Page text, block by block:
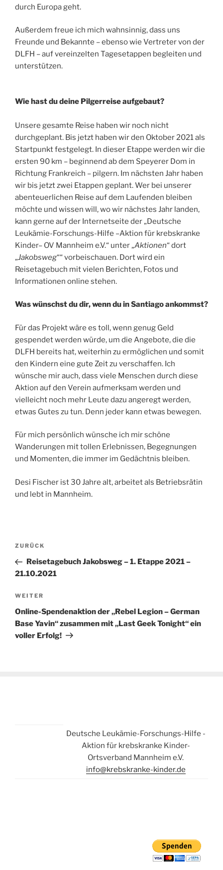
durch Europa geht.
Außerdem freue ich mich wahnsinnig, dass uns
Freunde und Bekannte – ebenso wie Vertreter von der
DLFH – auf vereinzelten Tagesetappen begleiten und
unterstützen.
Wie hast du deine Pilgerreise aufgebaut?
Unsere gesamte Reise haben wir noch nicht
durchgeplant. Bis jetzt haben wir den Oktober 2021 als
Startpunkt festgelegt. In dieser Etappe werden wir die
ersten 90 km – beginnend ab dem Speyerer Dom in
Richtung Frankreich – pilgern. Im nächsten Jahr haben
wir bis jetzt zwei Etappen geplant. Wer bei unserer
abenteuerlichen Reise auf dem Laufenden bleiben
möchte und wissen will, wo wir nächstes Jahr landen,
kann gerne auf der Internetseite der „Deutsche
Leukämie-Forschungs-Hilfe –Aktion für krebskranke
Kinder– OV Mannheim e.V.“ unter „Aktionen“ dort
„Jakobsweg““ vorbeischauen. Dort wird ein
Reisetagebuch mit vielen Berichten, Fotos und
Informationen online stehen.
Was wünschst du dir, wenn du in Santiago ankommst?
Für das Projekt wäre es toll, wenn genug Geld
gespendet werden würde, um die Angebote, die die
DLFH bereits hat, weiterhin zu ermöglichen und somit
den Kindern eine gute Zeit zu verschaffen. Ich
wünsche mir auch, dass viele Menschen durch diese
Aktion auf den Verein aufmerksam werden und
vielleicht noch mehr Leute dazu angeregt werden,
etwas Gutes zu tun. Denn jeder kann etwas bewegen.
Für mich persönlich wünsche ich mir schöne
Wanderungen mit tollen Erlebnissen, Begegnungen
und Momenten, die immer im Gedächtnis bleiben.
Desi Fischer ist 30 Jahre alt, arbeitet als Betriebsrätin
und lebt in Mannheim.
Beitragsnavigation
Vorheriger
Beitrag
ZURÜCK
Reisetagebuch Jakobsweg – 1. Etappe 2021 –
21.10.2021
Nächster
Beitrag
WEITER
Online-Spendenaktion der „Rebel Legion – German
Base Yavin“ zusammen mit „Last Geek Tonight“ ein
voller Erfolg!
Deutsche Leukämie-Forschungs-Hilfe -
Aktion für krebskranke Kinder-
Ortsverband Mannheim e.V.
info@krebskranke-kinder.de